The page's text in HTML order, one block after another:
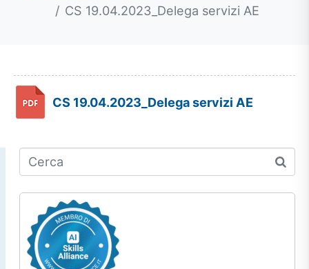
CS 19.04.2023_Delega servizi AE
CS 19.04.2023_Delega servizi AE